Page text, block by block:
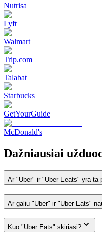
Nutrisa
Lyft
Walmart
Trip.com
Talabat
Starbucks
GetYourGuide
McDonald's
Dažniausiai
Ar "Uber" ir "Uber Eeats" yra ta
Ar galiu "Uber" ir "Uber Eats"
Kuo "Uber Eats" skiriasi?